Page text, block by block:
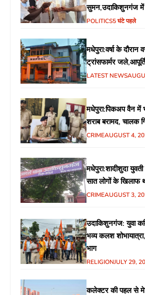
सुमन,उदाकिशुनगंज में
गरीब चौपाल में शिक्षा,
POLITICS5 घंटे पहले
मधेपुरा:वर्षा के
ट्रांसफार्मर
LATEST NEWS
मधेपुरा:पिकअप वैन में
शराब बरामद, चालक
CRIMEAUGUST 4,
मधेपुरा:शादीशुदा
सात लोगों के
CRIMEAUGUST 3,
उदाकिशुनगंज: युवा
भव्य कलश
भाग
RELIGIONJULY 29,
कलेक्टर की पहल से